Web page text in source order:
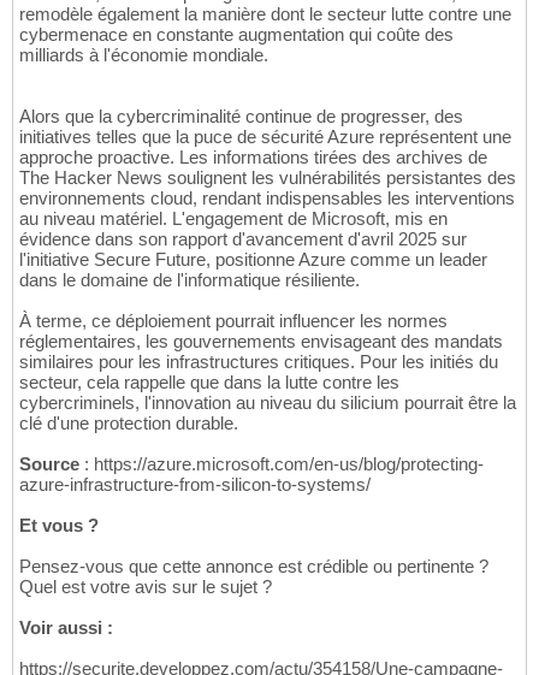
remodèle également la manière dont le secteur lutte contre une
cybermenace en constante augmentation qui coûte des
milliards à l'économie mondiale.
Alors que la cybercriminalité continue de progresser, des
initiatives telles que la puce de sécurité Azure représentent une
approche proactive. Les informations tirées des archives de
The Hacker News soulignent les vulnérabilités persistantes des
environnements cloud, rendant indispensables les interventions
au niveau matériel. L'engagement de Microsoft, mis en
évidence dans son rapport d'avancement d'avril 2025 sur
l'initiative Secure Future, positionne Azure comme un leader
dans le domaine de l'informatique résiliente.
À terme, ce déploiement pourrait influencer les normes
réglementaires, les gouvernements envisageant des mandats
similaires pour les infrastructures critiques. Pour les initiés du
secteur, cela rappelle que dans la lutte contre les
cybercriminels, l'innovation au niveau du silicium pourrait être la
clé d'une protection durable.
Source : https://azure.microsoft.com/en-us/blog/protecting-
azure-infrastructure-from-silicon-to-systems/
Et vous ?
Pensez-vous que cette annonce est crédible ou pertinente ?
Quel est votre avis sur le sujet ?
Voir aussi :
https://securite.developpez.com/actu/354158/Une-campagne-